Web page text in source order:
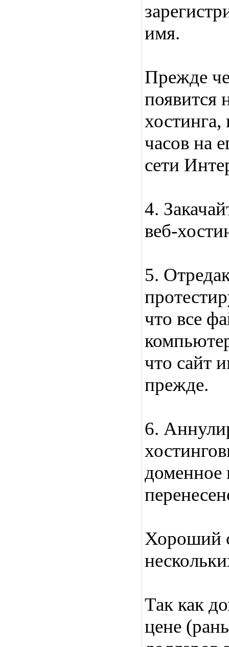
имя.
Прежде
появится
часов на
сети
4.
веб-
5.
что все
что сайт
прежде.
6.
доменное
Хороший
Так как
цене